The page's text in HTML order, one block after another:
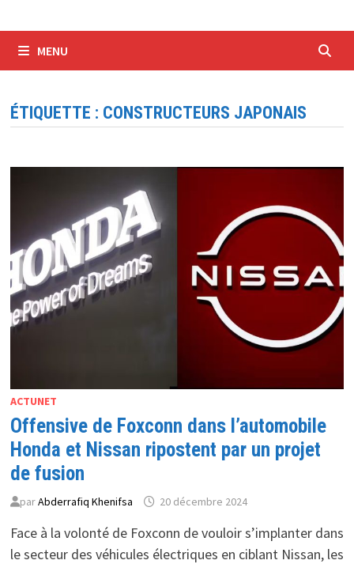
MENU
ÉTIQUETTE : CONSTRUCTEURS JAPONAIS
ACTUNET
Offensive de Foxconn dans l’automobile
Honda et Nissan ripostent par un projet
de fusion
parAbderrafiq Khenifsa 20 décembre 2024
Face à la volonté de Foxconn de vouloir s’implanter dans
le secteur des véhicules électriques en ciblant Nissan, les